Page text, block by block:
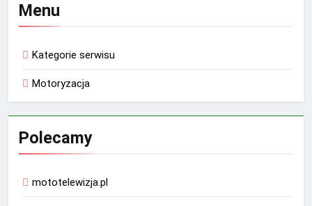
Menu
Kategorie serwisu
Motoryzacja
Polecamy
mototelewizja.pl